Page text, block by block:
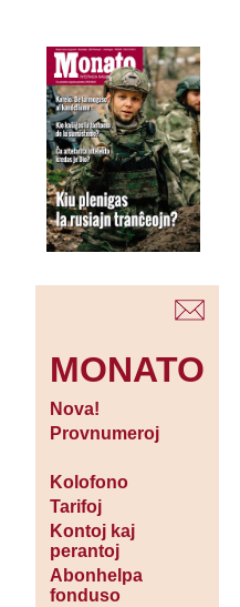
MONATO
Nova!
Provnumeroj
Kolofono
Tarifoj
Kontoj kaj
perantoj
Abonhelpa
fonduso